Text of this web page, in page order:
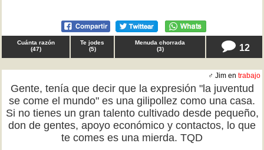
Cuánta razón
(47)
Te jodes
(5)
Menuda chorrada
(3) 12
♂ Jim en trabajo
Gente, tenía que decir que la expresión "la juventud
se come el mundo" es una gilipollez como una casa.
Si no tienes un gran talento cultivado desde pequeño,
don de gentes, apoyo económico y contactos, lo que
te comes es una mierda. TQD